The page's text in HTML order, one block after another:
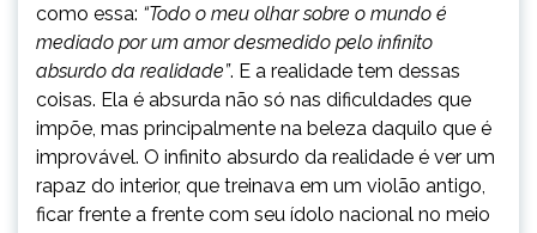
como essa: “Todo o meu olhar sobre o mundo é
mediado por um amor desmedido pelo infinito
absurdo da realidade”. E a realidade tem dessas
coisas. Ela é absurda não só nas dificuldades que
impõe, mas principalmente na beleza daquilo que é
improvável. O infinito absurdo da realidade é ver um
rapaz do interior, que treinava em um violão antigo,
ficar frente a frente com seu ídolo nacional no meio